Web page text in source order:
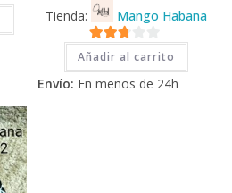
Este
producto
tiene
múltiples
opciones
pueden
elegir
en
la
página
de
producto
Tienda: Mango Habana
2.71
de 5
Añadir al carrito
Envío: En menos de 24h